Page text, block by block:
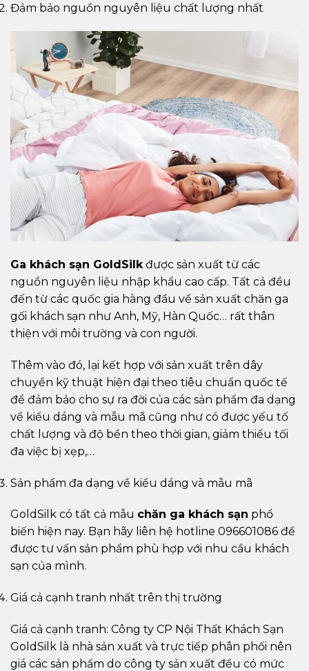
Đảm bảo nguồn nguyên liệu chất lượng nhất
Ga khách sạn GoldSilkđược sản xuất từ các
nguồn nguyên liệu nhập khẩu cao cấp. Tất cả đều
đến từ các quốc gia hàng đầu về sản xuất chăn ga
gối khách sạn như Anh, Mỹ, Hàn Quốc… rất thân
thiện với môi trường và con người.
Thêm vào đó, lại kết hợp với sản xuất trên dây
chuyền kỹ thuật hiện đại theo tiêu chuẩn quốc tế
để đảm bảo cho sự ra đời của các sản phẩm đa dạng
về kiểu dáng và mẫu mã cũng như có được yếu tố
chất lượng và độ bền theo thời gian, giảm thiểu tối
đa việc bị xẹp,…
Sản phẩm đa dạng về kiểu dáng và mẫu mã
GoldSilk có tất cả mẫu chăn ga khách sạn phổ
biến hiện nay. Bạn hãy liên hệ hotline 096601086 để
được tư vấn sản phẩm phù hợp với nhu cầu khách
sạn của mình.
Giá cả cạnh tranh nhất trên thị trường
Giá cả cạnh tranh: Công ty CP Nội Thất Khách Sạn
GoldSilk là nhà sản xuất và trực tiếp phân phối nên
giá các sản phẩm do công ty sản xuất đều có mức